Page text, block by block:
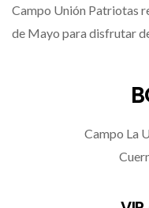
Campo Unión Patriotas
de Mayo para disfrutar
Campo La